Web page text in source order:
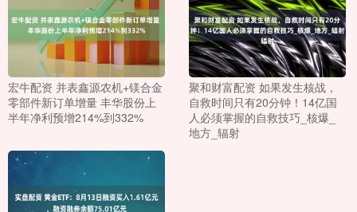
宏牛配资 并表鑫源农机+镁合金
零部件新订单增量 丰华股份上
半年净利预增214%到332%
聚和财富配资 如果发生核战，
自救时间只有20分钟！14亿国
人必须掌握的自救技巧_核爆_
地方_辐射